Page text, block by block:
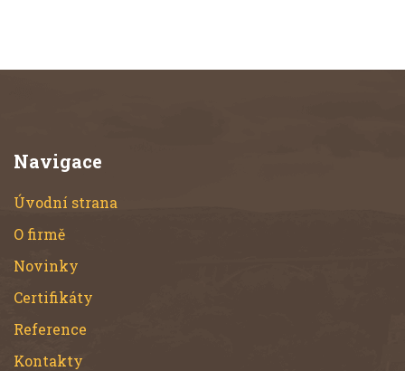
Navigace
Úvodní strana
O firmě
Novinky
Certifikáty
Reference
Kontakty